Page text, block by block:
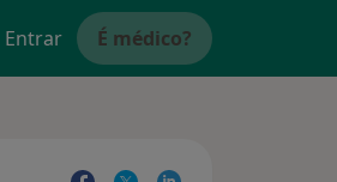
Entrar É médico?